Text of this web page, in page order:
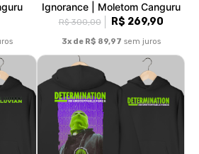
Ignorance | Moletom Canguru
R$ 300,00 R$ 269,90
3x de R$ 89,97 sem juros